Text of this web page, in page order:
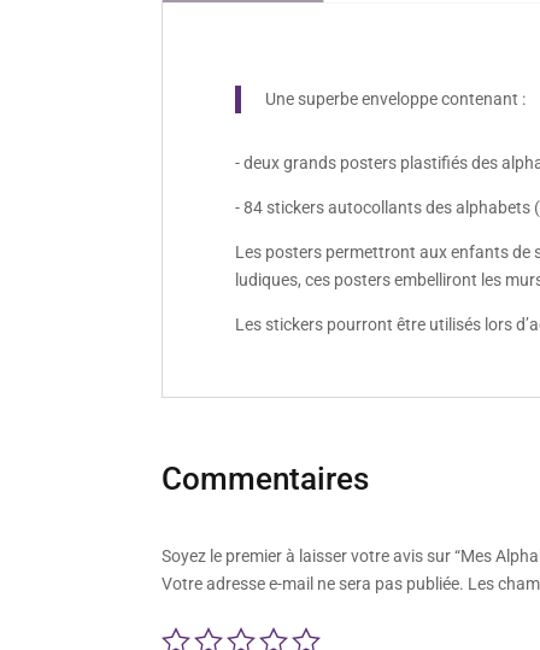
Une superbe enveloppe contenant :
- deux grands posters plastifiés des
- 84 stickers autocollants des alphabets
Les posters permettront aux enfants de
ludiques, ces posters embelliront les
Les stickers pourront être utilisés lors
Commentaires
Soyez le premier à laisser votre avis sur “Mes
Votre adresse e-mail ne sera pas publiée. Les